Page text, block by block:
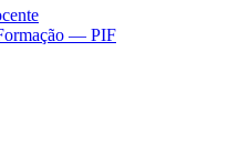
— PIF